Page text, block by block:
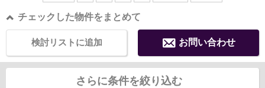
チェックした物件をまとめて
お問い合わせ
検討リストに追加
さらに条件を絞り込む